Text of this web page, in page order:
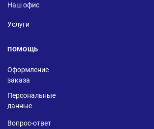
Наш офис
Услуги
ПОМОЩЬ
Оформление
заказа
Персональные
данные
Вопрос-ответ